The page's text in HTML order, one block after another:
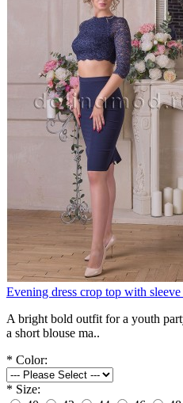
Evening dress crop top with
A bright bold outfit for a youth
a short blouse ma..
* Color:
* Size: